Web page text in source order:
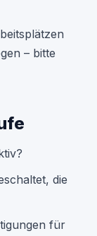
– bitte
die
für